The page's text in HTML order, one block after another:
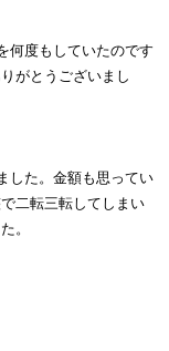
何度もしていたのです
がとうございまし
した。金額も思ってい
二転三転してしまい
。